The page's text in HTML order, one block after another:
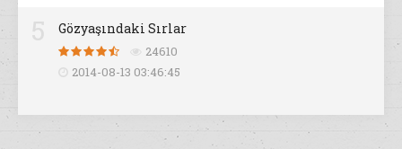
Gözyaşındaki Sırlar
24610
2014-08-13 03:46:45